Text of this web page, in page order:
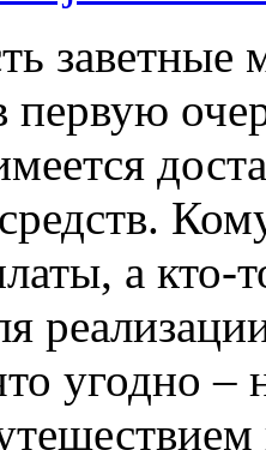
заветные
первую
а
угодно –